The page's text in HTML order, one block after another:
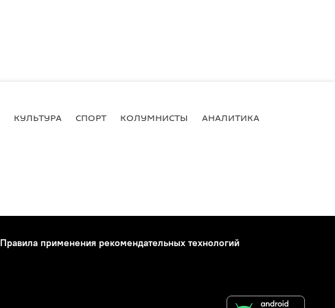
КУЛЬТУРА СПОРТ КОЛУМНИСТЫ АНАЛИТИКА
Правила применения рекомендательных технологий